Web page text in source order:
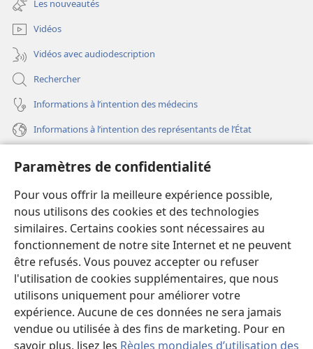
Paramètres de confidentialité
Pour vous offrir la meilleure expérience possible,
nous utilisons des cookies et des technologies
similaires. Certains cookies sont nécessaires au
fonctionnement de notre site Internet et ne peuvent
être refusés. Vous pouvez accepter ou refuser
l'utilisation de cookies supplémentaires, que nous
utilisons uniquement pour améliorer votre
expérience. Aucune de ces données ne sera jamais
vendue ou utilisée à des fins de marketing. Pour en
savoir plus, lisez les Règles mondiales d’utilisation des
nouvelle
fenêtre)
Les nouveautés
Vidéos
Vidéos avec audiodescription
Rechercher
Informations à l’intention des médecins
Informations à l’intention des représentants de l’État
(ouvre
une
nouvelle
fenêtre)
Bibliothèque en ligne
(ouvre
une
nouvelle
fenêtre)
JW Hub®
(ouvre
une
nouvelle
fenêtre)
JW Library
Watchtower Library